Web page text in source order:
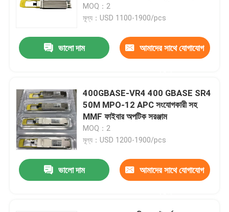
25G SFP28 মডিউল
10G SFP মডিউল
নেটওয়ার্ক অ্যাডাপ্টার কার্ড
ব্রকেড এফসি এসএফপি মডিউল
ব্রোকেড সান সুইচ
CPO প্রযুক্তি সহ 50 মিটার পর্যন্ত
MOQ：2
মূল্য：USD 1100-1900/pcs
ভালো দাম আমাদের সাথে যোগাযোগ
400GBASE-VR4 400 GBASE SR4
50M MPO-12 APC সংযোগকারী সহ
MMF ফাইবার অপটিক সরঞ্জাম
MOQ：2
মূল্য：USD 1200-1900/pcs
ভালো দাম আমাদের সাথে যোগাযোগ